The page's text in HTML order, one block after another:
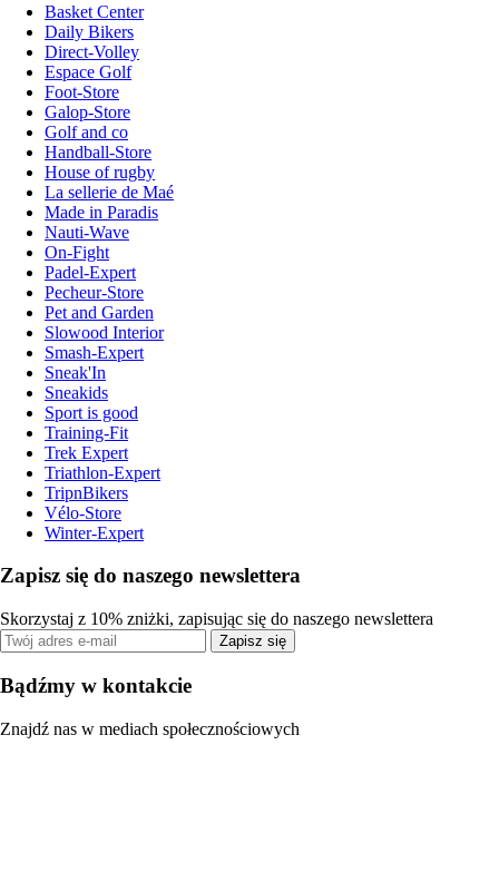
Basket Center
Daily Bikers
Direct-Volley
Espace Golf
Foot-Store
Galop-Store
Golf and co
Handball-Store
House of rugby
La sellerie de Maé
Made in Paradis
Nauti-Wave
On-Fight
Padel-Expert
Pecheur-Store
Pet and Garden
Slowood Interior
Smash-Expert
Sneak'In
Sneakids
Sport is good
Training-Fit
Trek Expert
Triathlon-Expert
TripnBikers
Vélo-Store
Winter-Expert
Zapisz się do naszego newslettera
Skorzystaj z 10% zniżki, zapisując się do naszego newslettera
Zapisz się
Bądźmy w kontakcie
Znajdź nas w mediach społecznościowych